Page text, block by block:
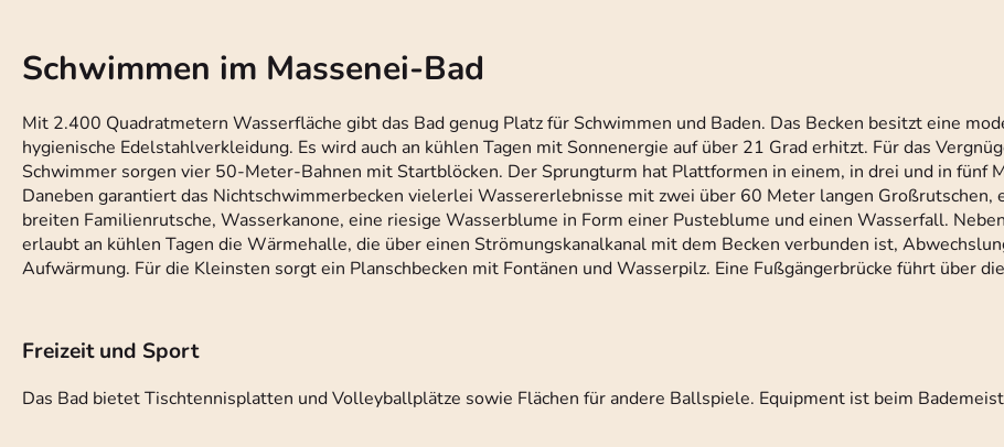
Schwimmen im Massenei-Bad
Mit 2.400 Quadratmetern Wasserfläche gibt das Bad genug Platz für Schwimmen und Baden. Das Becken besitzt eine
hygienische Edelstahlverkleidung. Es wird auch an kühlen Tagen mit Sonnenergie auf über 21 Grad erhitzt. Für das
Schwimmer sorgen vier 50-Meter-Bahnen mit Startblöcken. Der Sprungturm hat Plattformen in einem, in drei und in fünf
Daneben garantiert das Nichtschwimmerbecken vielerlei Wassererlebnisse mit zwei über 60 Meter langen Großrutschen,
breiten Familienrutsche, Wasserkanone, eine riesige Wasserblume in Form einer Pusteblume und einen Wasserfall.
erlaubt an kühlen Tagen die Wärmehalle, die über einen Strömungskanalkanal mit dem Becken verbunden ist,
Aufwärmung. Für die Kleinsten sorgt ein Planschbecken mit Fontänen und Wasserpilz. Eine Fußgängerbrücke führt über
Freizeit und Sport
Das Bad bietet Tischtennisplatten und Volleyballplätze sowie Flächen für andere Ballspiele. Equipment ist beim